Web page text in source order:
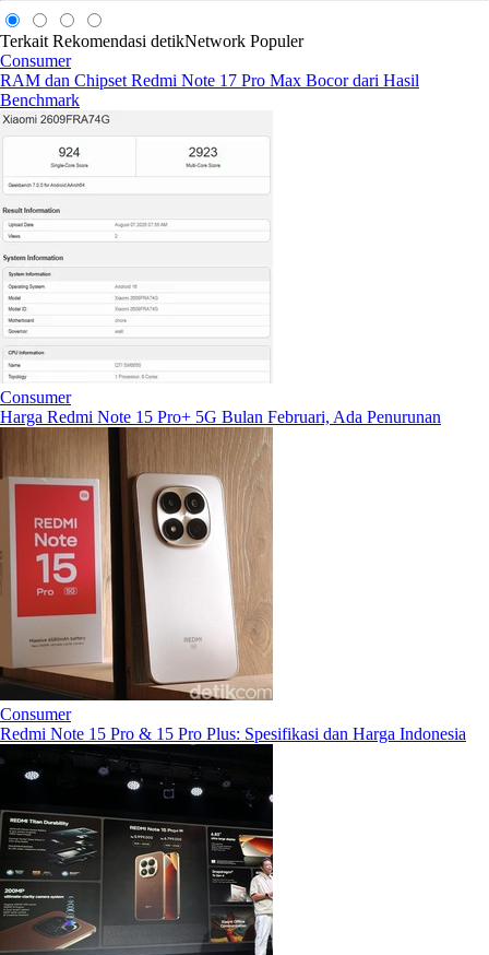
Terkait Rekomendasi detikNetwork Populer
Consumer
RAM dan Chipset Redmi Note 17 Pro Max Bocor dari Hasil
Benchmark
Consumer
Harga Redmi Note 15 Pro+ 5G Bulan Februari, Ada Penurunan
Consumer
Redmi Note 15 Pro & 15 Pro Plus: Spesifikasi dan Harga Indonesia